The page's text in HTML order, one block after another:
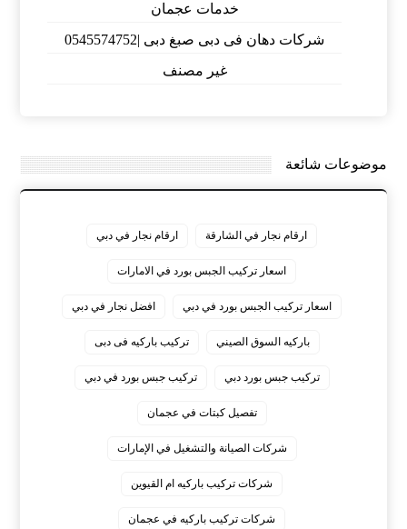
خدمات عجمان
شركات دهان فى دبى صبغ دبى |0545574752
غير مصنف
موضوعات شائعة
ارقام نجار في الشارقة ارقام نجار في دبي
اسعار تركيب الجبس بورد في الامارات
اسعار تركيب الجبس بورد في دبي افضل نجار في دبي
باركيه السوق الصيني تركيب باركيه فى دبى
تركيب جبس بورد دبي تركيب جبس بورد في دبي
تفصيل كبتات في عجمان
شركات الصيانة والتشغيل في الإمارات
شركات تركيب باركيه ام القيوين
شركات تركيب باركيه في عجمان